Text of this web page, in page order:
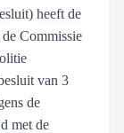
heeft de
Commissie
van 3
de
met de